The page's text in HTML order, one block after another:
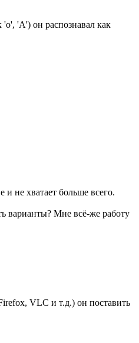
'А') он распознавал как
не хватает больше всего.
варианты? Мне всё-же работу
VLC и т.д.) он поставить